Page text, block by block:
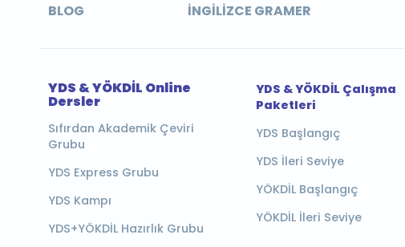
BLOG İNGILIZCE GRAMER
YDS & YÖKDİL Online
Dersler
Sıfırdan Akademik Çeviri
Grubu
YDS Express Grubu
YDS Kampı
YDS+YÖKDİL Hazırlık Grubu
YDS & YÖKDİL Çalışma
Paketleri
YDS Başlangıç
YDS İleri Seviye
YÖKDİL Başlangıç
YÖKDİL İleri Seviye